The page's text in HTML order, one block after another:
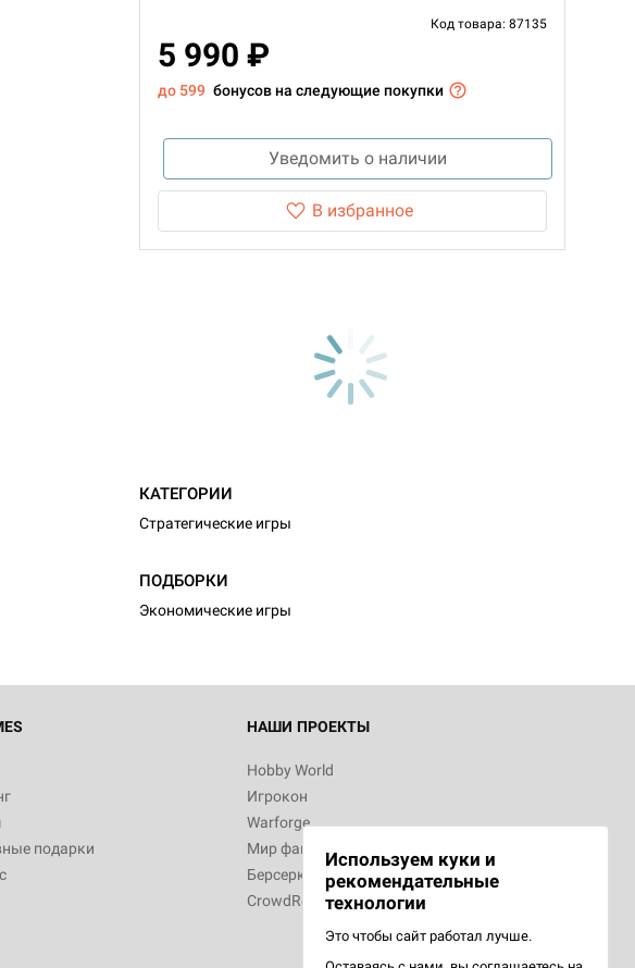
Код товара: 87135
5 990 ₽
до 599 бонусов на следующие покупки
Уведомить о наличии
В избранное
КАТЕГОРИИ
Стратегические игры
ПОДБОРКИ
Экономические игры
подарки
НАШИ ПРОЕКТЫ
Hobby World
Игрокон
Warforge
Мир фантастики
Берсерк
CrowdRepublic
Используем куки и
рекомендательные
технологии
Это чтобы сайт работал лучше.